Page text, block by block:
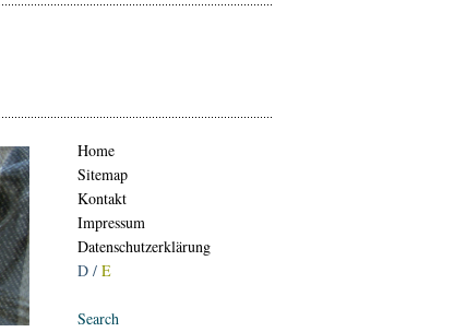
Home
Sitemap
Kontakt
Impressum
Datenschutzerklärung
D / E
Search